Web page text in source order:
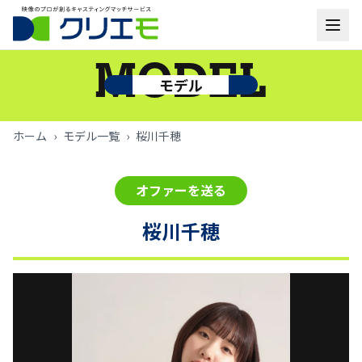
モデル一覧
よくあるご質問
モデル
MODEL
ホーム › モデル一覧 › 桜川千穂
桜川千穂
オファーを送る